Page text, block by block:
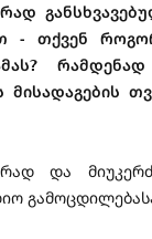
- თქვენ
და